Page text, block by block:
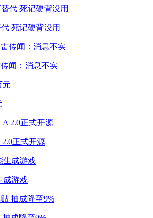
死记硬背没用
闻：消息不实
正式开源
成游戏